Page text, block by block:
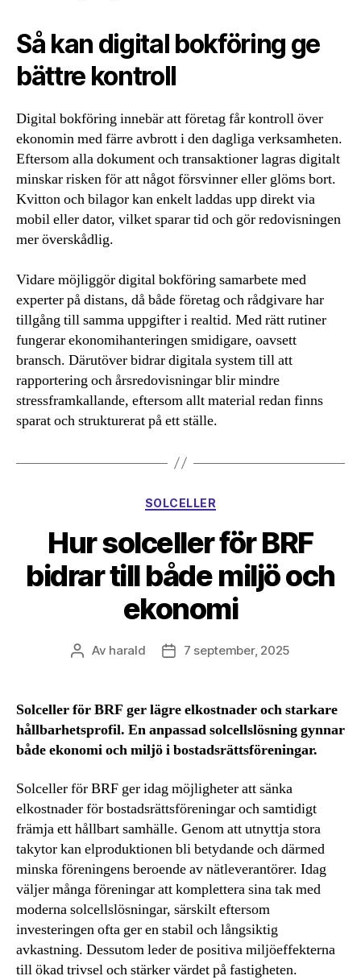
Så kan digital bokföring ge
bättre kontroll
Digital bokföring innebär att företag får kontroll över
ekonomin med färre avbrott i den dagliga verksamheten.
Eftersom alla dokument och transaktioner lagras digitalt
minskar risken för att något försvinner eller glöms bort.
Kvitton och bilagor kan enkelt laddas upp direkt via
mobil eller dator, vilket sparar tid och gör redovisningen
mer överskådlig.
Vidare möjliggör digital bokföring samarbete med
experter på distans, då både företag och rådgivare har
tillgång till samma uppgifter i realtid. Med rätt rutiner
fungerar ekonomihanteringen smidigare, oavsett
bransch. Därutöver bidrar digitala system till att
rapportering och årsredovisningar blir mindre
stressframkallande, eftersom allt material redan finns
sparat och strukturerat på ett ställe.
Kategorier
SOLCELLER
Hur solceller för BRF
bidrar till både miljö och
ekonomi
Inläggsförfattare
Av harald Inläggsdatum
7 september, 2025
Solceller för BRF ger lägre elkostnader och starkare
hållbarhetsprofil. En anpassad solcellslösning gynnar
både ekonomi och miljö i bostadsrättsföreningar.
Solceller för BRF ger idag möjligheter att sänka
elkostnader för bostadsrättsföreningar och samtidigt
främja ett hållbart samhälle. Genom att utnyttja stora
takytor kan elproduktionen bli betydande och därmed
minska föreningens beroende av nätleverantörer. Idag
väljer många föreningar att komplettera sina tak med
moderna solcellslösningar, särskilt eftersom
investeringen ofta ger en stabil och långsiktig
avkastning. Dessutom leder de positiva miljöeffekterna
till ökad trivsel och stärker värdet på fastigheten.